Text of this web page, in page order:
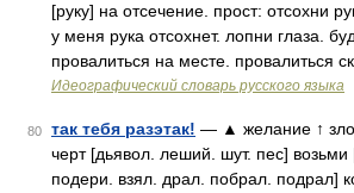
[руку] на отсечение. прост: отсохни
у меня рука отсохнет. лопни глаза.
провалиться на месте. провалиться
Идеографический словарь русского языка
80 так тебя разэтак! — ▲ желание ↑
черт [дьявол. леший. шут. пес] возьми
подери. взял. драл. побрал. подрал]